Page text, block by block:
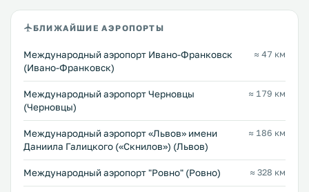
БЛИЖАЙШИЕ АЭРОПОРТЫ
Международный аэропорт Ивано-Франковск
(Ивано-Франковск)
≈ 47 км
Международный аэропорт Черновцы
(Черновцы)
≈ 179 км
Междунарoдный аэропорт «Львов» имени
Даниила Галицкого («Скнилов») (Львов)
≈ 186 км
Междунарoдный аэропорт "Ровно" (Ровно) ≈ 328 км